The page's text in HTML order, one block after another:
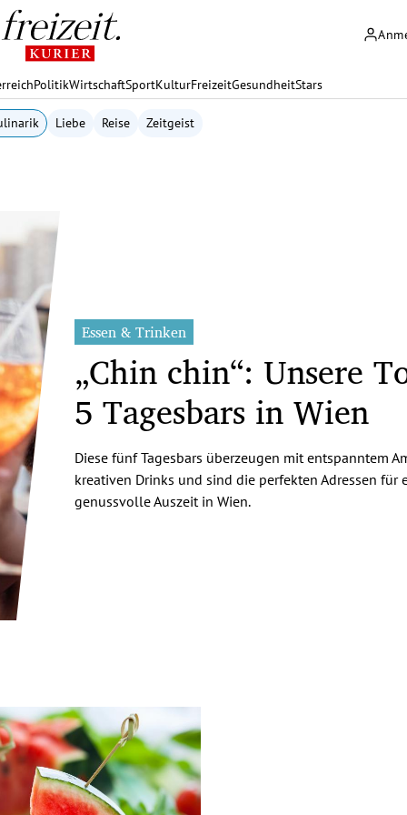
PolitikWirtschaftSportKulturFreizeitGesundheitStars
Liebe Reise Zeitgeist
Essen & Trinken
„Chin chin“: Unsere
5 Tagesbars in Wien
Diese fünf Tagesbars überzeugen mit entspanntem
kreativen Drinks und sind die perfekten Adressen für
genussvolle Auszeit in Wien.